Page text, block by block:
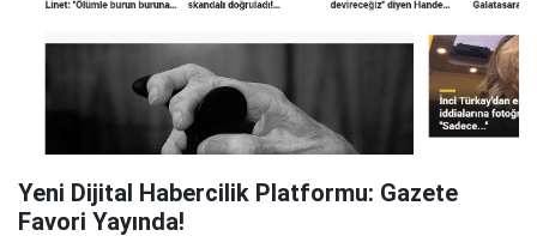
Yeni Dijital Habercilik Platformu: Gazete
Favori Yayında!